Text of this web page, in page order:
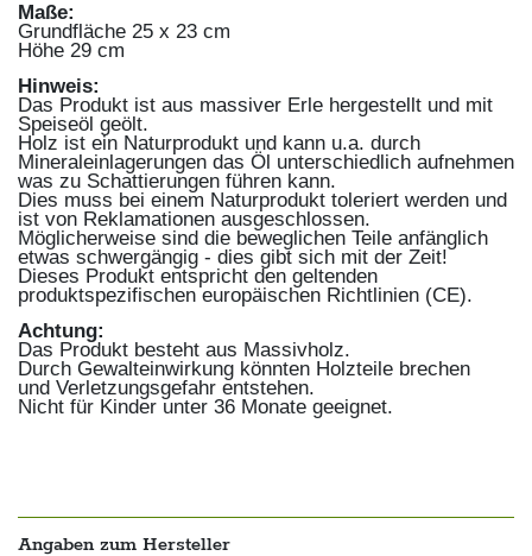
Maße:
Grundfläche 25 x 23 cm
Höhe 29 cm
Hinweis:
Das Produkt ist aus massiver Erle hergestellt und mit
Speiseöl geölt.
Holz ist ein Naturprodukt und kann u.a. durch
Mineraleinlagerungen das Öl unterschiedlich aufnehmen
was zu Schattierungen führen kann.
Dies muss bei einem Naturprodukt toleriert werden und
ist von Reklamationen ausgeschlossen.
Möglicherweise sind die beweglichen Teile anfänglich
etwas schwergängig - dies gibt sich mit der Zeit!
Dieses Produkt entspricht den geltenden
produktspezifischen europäischen Richtlinien (CE).
Achtung:
Das Produkt besteht aus Massivholz.
Durch Gewalteinwirkung könnten Holzteile brechen
und Verletzungsgefahr entstehen.
Nicht für Kinder unter 36 Monate geeignet.
Angaben zum Hersteller